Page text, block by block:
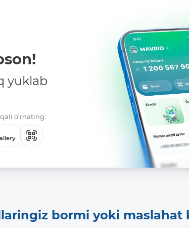
yuklab
o‘rnating:
bormi yoki maslahat